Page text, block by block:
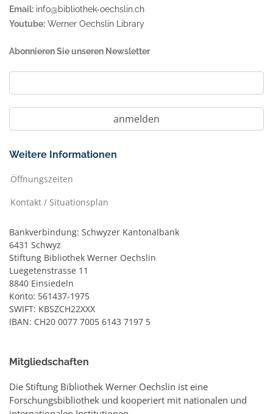
Email: info@bibliothek-oechslin.ch
Youtube: Werner Oechslin Library
Abonnieren Sie unseren Newsletter
Weitere Informationen
Öffnungszeiten
Kontakt / Situationsplan
Bankverbindung: Schwyzer Kantonalbank
6431 Schwyz
Stiftung Bibliothek Werner Oechslin
Luegetenstrasse 11
8840 Einsiedeln
Konto: 561437-1975
SWIFT: KBSZCH22XXX
IBAN: CH20 0077 7005 6143 7197 5
Mitgliedschaften
Die Stiftung Bibliothek Werner Oechslin ist eine
Forschungsbibliothek und kooperiert mit nationalen und